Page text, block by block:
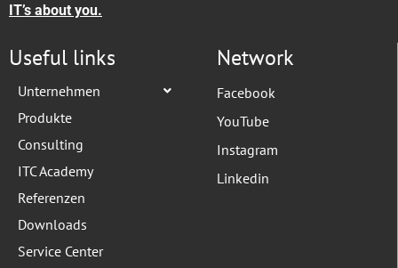
IT’s about you.
Useful links
Unternehmen
Produkte
Consulting
ITC Academy
Referenzen
Downloads
Service Center
Network
Facebook
YouTube
Instagram
Linkedin